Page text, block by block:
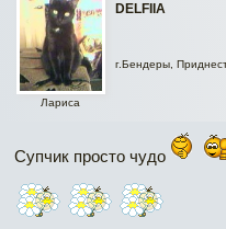
DELFIIA
Лариса
г.Бендеры,
Супчик просто чудо